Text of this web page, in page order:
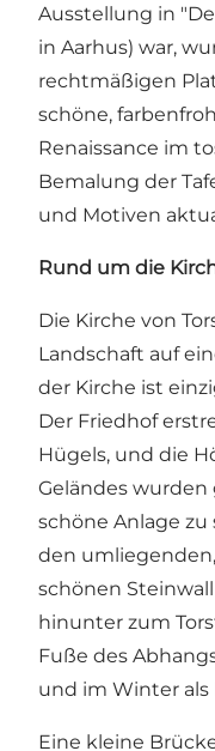
Ausstellung in
in Aarhus) war,
rechtmäßigen
schöne,
Renaissance im
Bemalung der
und Motiven
Rund um die
Die Kirche von
Landschaft auf
der Kirche ist
Der Friedhof
Hügels, und die
Geländes
schöne Anlage zu
den
schönen
hinunter zum
Fuße des
und im Winter
Eine kleine